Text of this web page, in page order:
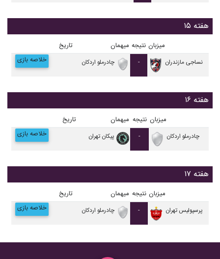
هفته ۱۵
میزبان نتیجه میهمان تاریخ
نساجی مازندران - چادرملو اردکان خلاصه بازی
هفته ۱۶
میزبان نتیجه میهمان تاریخ
چادرملو اردکان - پيکان تهران خلاصه بازی
هفته ۱۷
میزبان نتیجه میهمان تاریخ
پرسپولیس تهران - چادرملو اردکان خلاصه بازی